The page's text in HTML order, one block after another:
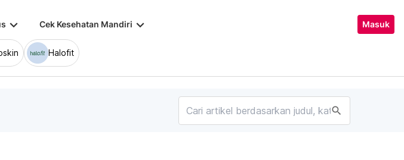
keyboard_arrow_down Cek Kesehatan Mandiri keyboard_arrow_down Masuk
Halofit
search